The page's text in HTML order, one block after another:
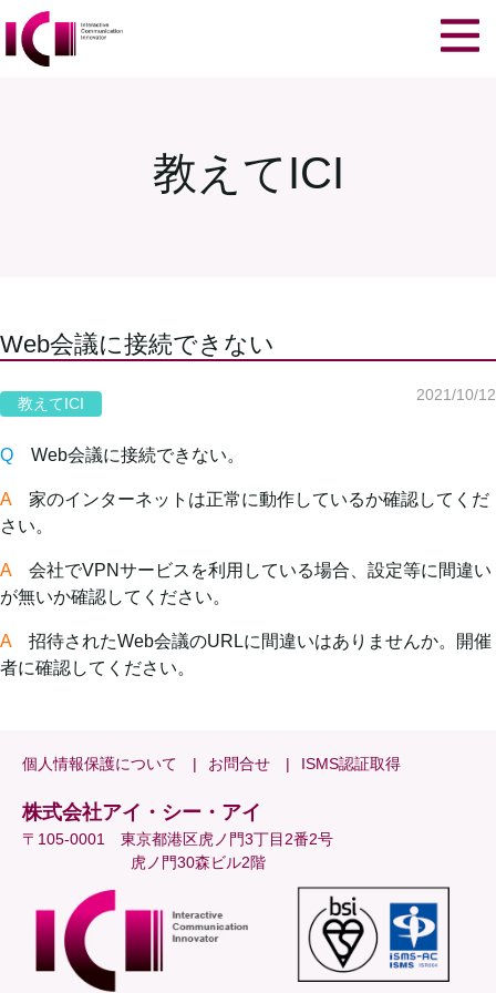
教えてICI
Web会議に接続できない
教えてICI
2021/10/12
Q Web会議に接続できない。
A家のインターネットは正常に動作しているか確認してくだ
さい。
A会社でVPNサービスを利用している場合、設定等に間違い
が無いか確認してください。
A招待されたWeb会議のURLに間違いはありませんか。開催
者に確認してください。
個人情報保護について お問合せ ISMS認証取得
株式会社アイ・シー・アイ
〒105-0001 東京都港区虎ノ門3丁目2番2号
虎ノ門30森ビル2階